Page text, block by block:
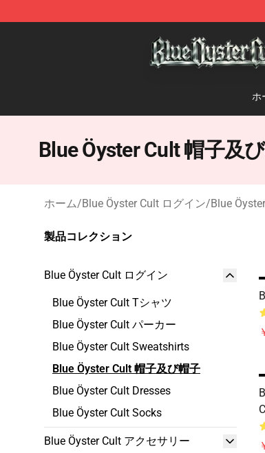
ホ
Blue Öyster Cult 帽子及
ホーム/Blue Öyster Cult ログイン/Blue
製品コレクション
Blue Öyster Cult ログイン
Blue Öyster Cult Tシャツ
Blue Öyster Cult パーカー
Blue Öyster Cult Sweatshirts
Blue Öyster Cult 帽子及び帽子
Blue Öyster Cult Dresses
Blue Öyster Cult Socks
Blue Öyster Cult アクセサリー